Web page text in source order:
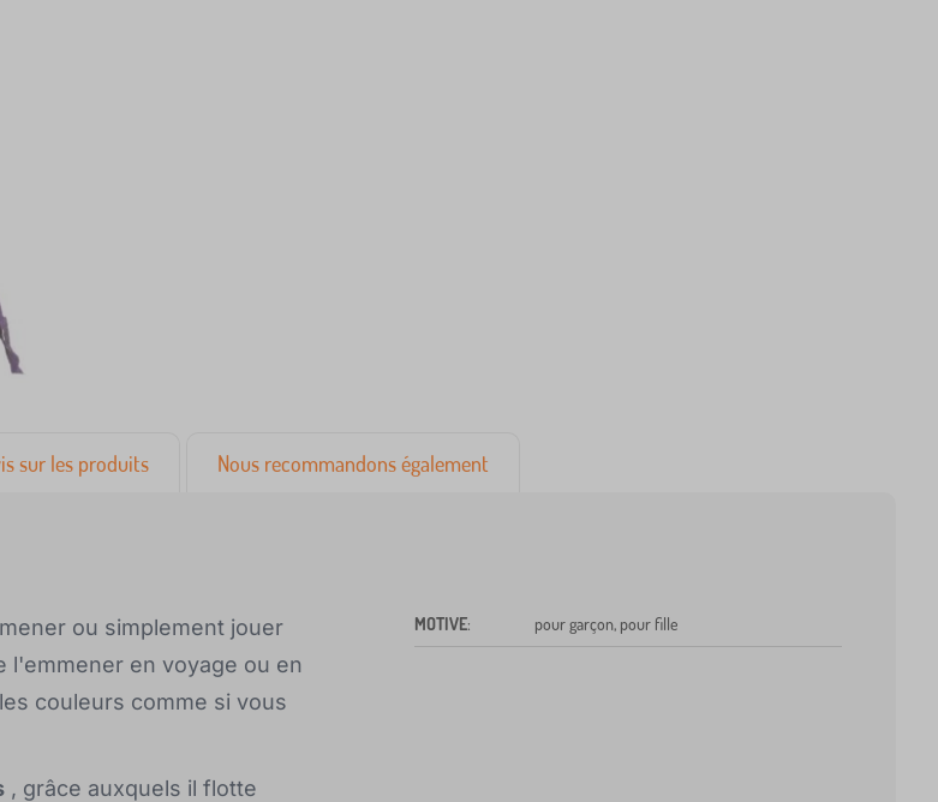
sur les produits Nous recommandons également
ou simplement jouer
l'emmener en voyage ou en
couleurs comme si vous
, grâce auxquels il flotte
MOTIVE: pour garçon, pour fille